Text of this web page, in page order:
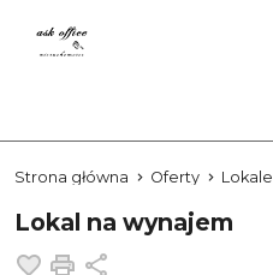
Strona główna Oferty Lokale
Lokal na wynajem
Dodaj do ulubionych
Drukuj